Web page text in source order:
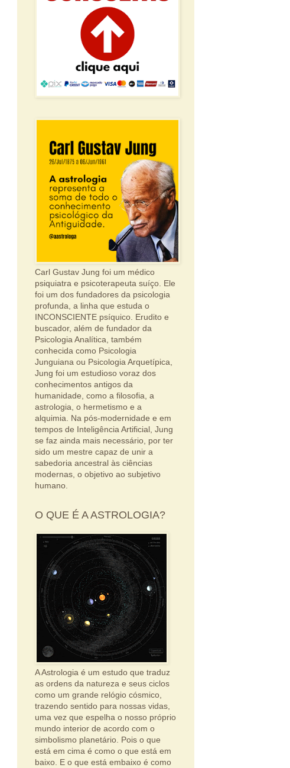
Carl Gustav Jung foi um médico
psiquiatra e psicoterapeuta suíço. Ele
foi um dos fundadores da psicologia
profunda, a linha que estuda o
INCONSCIENTE psíquico. Erudito e
buscador, além de fundador da
Psicologia Analítica, também
conhecida como Psicologia
Junguiana ou Psicologia Arquetípica,
Jung foi um estudioso voraz dos
conhecimentos antigos da
humanidade, como a filosofia, a
astrologia, o hermetismo e a
alquimia. Na pós-modernidade e em
tempos de Inteligência Artificial, Jung
se faz ainda mais necessário, por ter
sido um mestre capaz de unir a
sabedoria ancestral às ciências
modernas, o objetivo ao subjetivo
humano.
O QUE É A ASTROLOGIA?
A Astrologia é um estudo que traduz
as ordens da natureza e seus ciclos
como um grande relógio cósmico,
trazendo sentido para nossas vidas,
uma vez que espelha o nosso próprio
mundo interior de acordo com o
simbolismo planetário. Pois o que
está em cima é como o que está em
baixo. E o que está embaixo é como